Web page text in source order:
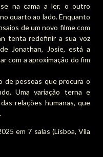
na cama a ler, o outro
quarto ao lado. Enquanto
de um novo filme com
tenta redefinir a sua voz
Jonathan, Josie, está a
com a aproximação do fim
de pessoas que procura o
Uma variação terna e
relações humanas, que
em 7 salas (Lisboa, Vila